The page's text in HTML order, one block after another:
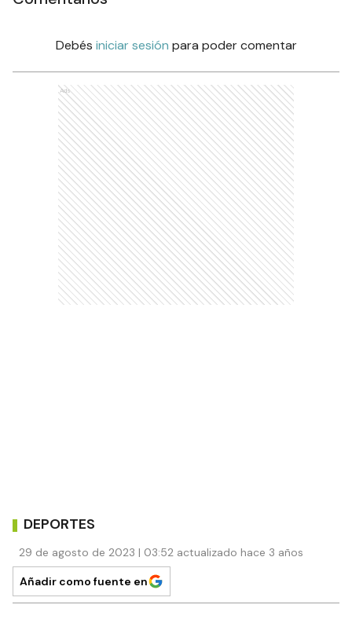
Debés iniciar sesión para poder comentar
Ads
DEPORTES
29 de agosto de 2023 | 03:52 actualizado hace 3 años
Añadir como fuente en